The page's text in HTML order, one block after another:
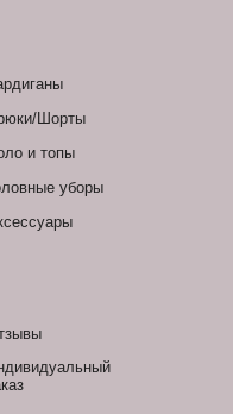
Шорты
и топы
уборы